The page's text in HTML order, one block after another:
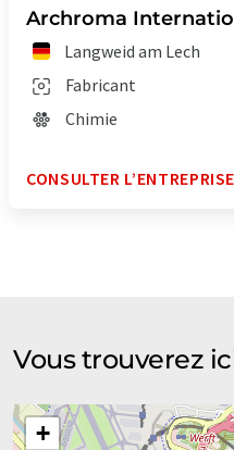
Archroma
Langweid am Lech
Fabricant
Chimie
CONSULTER L’ENTREPRISE
Vous trouverez
+